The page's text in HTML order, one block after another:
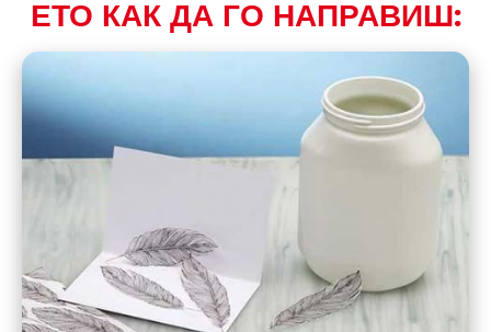
ЕТО КАК ДА ГО НАПРАВИШ: